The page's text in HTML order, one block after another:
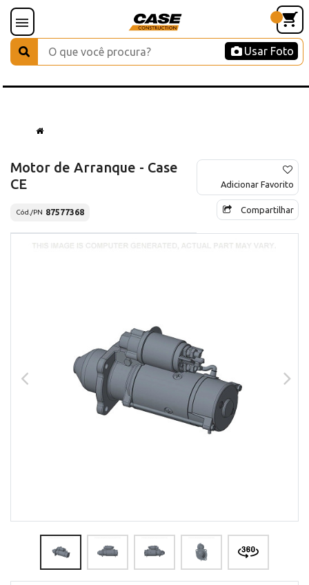
Usar Foto
Motor de Arranque - Case
CE
Cód./PN 87577368
Adicionar Favorito
Compartilhar